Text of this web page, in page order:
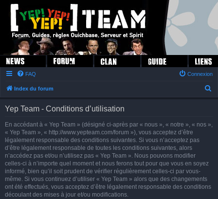
FAQ Connexion
Index du forum
Yep Team - Conditions d’utilisation
En accédant à « Yep Team » (désigné ci-après par « nous », « notre », « nos »,
« Yep Team », « http://www.yepteam.com/forum »), vous acceptez d’être
légalement responsable des conditions suivantes. Si vous n’acceptez pas
d’être légalement responsable de toutes les conditions suivantes, alors
n’accédez pas et/ou n’utilisez pas « Yep Team ». Nous pouvons modifier
celles-ci à n’importe quel moment et nous ferons tout pour que vous en soyez
informé, bien qu’il soit prudent de vérifier régulièrement celles-ci par vous-
même. Si vous continuez d’utiliser « Yep Team » alors que des changements
ont été effectués, vous acceptez d’être légalement responsable des conditions
découlant des mises à jour et/ou modifications.